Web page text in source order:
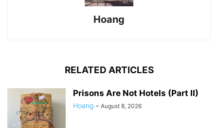
Hoang
RELATED ARTICLES
Prisons Are Not Hotels (Part II)
Hoang - August 8, 2026